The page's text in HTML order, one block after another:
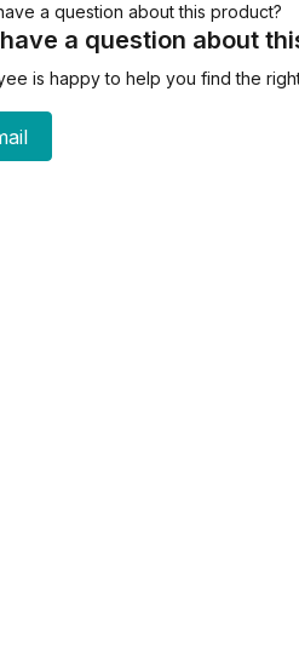
a question about
is happy to help you find the